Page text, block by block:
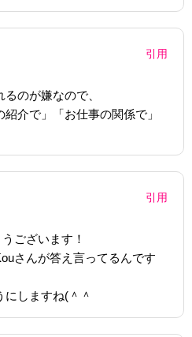
引用
のが嫌なので、
介で」「お仕事の関係で」
引用
ございます！
さんが答え言ってるんです
しますね(＾＾